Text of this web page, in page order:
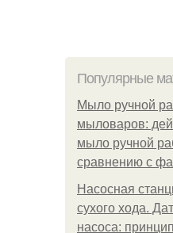
Популярные
Мыло ручной
мыловаров:
мыло ручной
сравнению с
Насосная
сухого хода.
насоса: